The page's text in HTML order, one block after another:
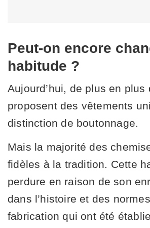
Peut-on encore
habitude ?
Aujourd’hui, de plus en plus
proposent des vêtements
distinction de boutonnage.
Mais la majorité des
fidèles à la tradition. Cette
perdure en raison de son
dans l’histoire et des
fabrication qui ont été